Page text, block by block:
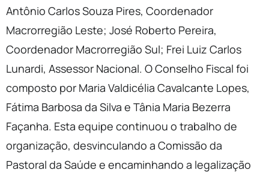
Antônio Carlos Souza Pires, Coordenador
Macrorregião Leste; José Roberto Pereira,
Coordenador Macrorregião Sul; Frei Luiz Carlos
Lunardi, Assessor Nacional. O Conselho Fiscal foi
composto por Maria Valdicélia Cavalcante Lopes,
Fátima Barbosa da Silva e Tânia Maria Bezerra
Façanha. Esta equipe continuou o trabalho de
organização, desvinculando a Comissão da
Pastoral da Saúde e encaminhando a legalização